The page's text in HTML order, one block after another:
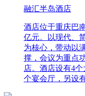
融汇半岛酒店
酒店位于重庆巴
亿元。以现代、
为核心，带动以
撑，会议为重点
店。酒店设有4
个宴会厅，另设